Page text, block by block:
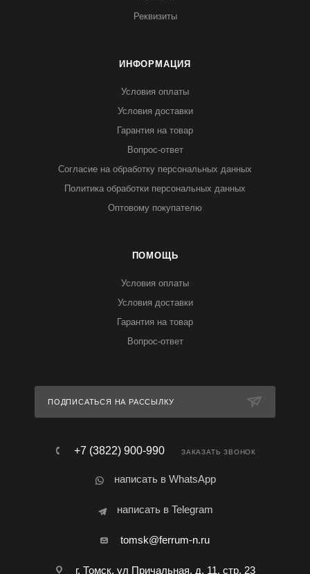
Реквизиты
ИНФОРМАЦИЯ
Условия оплаты
Условия доставки
Гарантия на товар
Вопрос-ответ
Согласие на обработку персональных данных
Политика обработки персональных данных
Оптовому покупателю
ПОМОЩЬ
Условия оплаты
Условия доставки
Гарантия на товар
Вопрос-ответ
ПОДПИСАТЬСЯ НА РАССЫЛКУ
+7 (3822) 900-990 ЗАКАЗАТЬ ЗВОНОК
написать в WhatsApp
написать в Telegram
tomsk@ferrum-n.ru
г. Томск, ул Причальная, д. 11, стр. 23